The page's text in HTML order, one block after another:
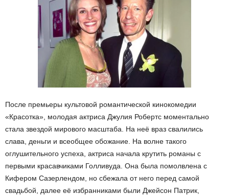
После премьеры культовой романтической кинокомедии
«Красотка», молодая актриса Джулия Робертс моментально
стала звездой мирового масштаба. На неё враз свалились
слава, деньги и всеобщее обожание. На волне такого
оглушительного успеха, актриса начала крутить романы с
первыми красавчиками Голливуда. Она была помолвлена с
Кифером Сазерлендом, но сбежала от него перед самой
свадьбой, далее её избранниками были Джейсон Патрик,